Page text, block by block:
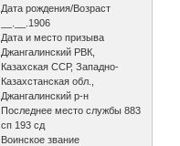
Дата рождения/Возраст
__.__.1906
Дата и место призыва
Джангалинский РВК,
Казахская ССР, Западно-
Казахстанская обл.,
Джангалинский р-н
Последнее место службы 883
сп 193 сд
Воинское звание